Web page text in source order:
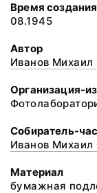
Время создания
08.1945
Автор
Иванов Михаил
Организация-
Собиратель-
Иванов Михаил
Материал
бумажная